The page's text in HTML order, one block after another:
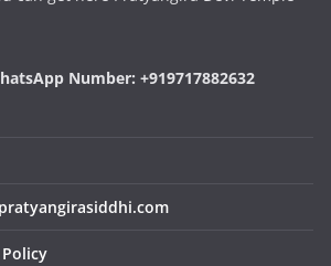
Number: +919717882632